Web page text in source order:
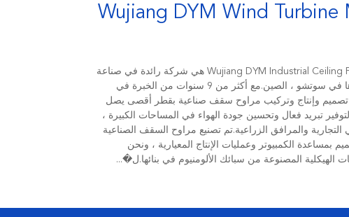
Wujiang DYM Wind Turbine
Wujiang DYM Industrial Ceiling Fan Manufacturing Co. ، Ltd هي شركة رائدة في صناعة
مراوح السقف الصناعية ومقرها في سوتشو ، الصين.مع أكثر من 9 سنوات من الخبرة في
وإنتاج وتركيب مراوح سقف صناعية بقطر أقصى يصل
لتوفير تبريد فعال وتحسين جودة الهواء في المساحات الكبيرة ،
التجارية والمرافق الزراعية.تم تصنيع مراوح السقف الصناعية
بمساعدة الكمبيوتر وعمليات الإنتاج المعيارية ، ونحن
الهيكلية المصنوعة من سبائك الألومنيوم في بنائها.ل�...